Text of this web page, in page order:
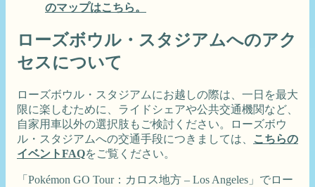
のマップはこちら。
ローズボウル・スタジアムへのアク
セスについて
ローズボウル・スタジアムにお越しの際は、一日を最大
限に楽しむために、ライドシェアや公共交通機関など、
自家用車以外の選択肢もご検討ください。ローズボウ
ル・スタジアムへの交通手段につきましては、
こちらの
イベントFAQをご覧ください。
「Pokémon GO Tour：カロス地方 – Los Angeles」でロー